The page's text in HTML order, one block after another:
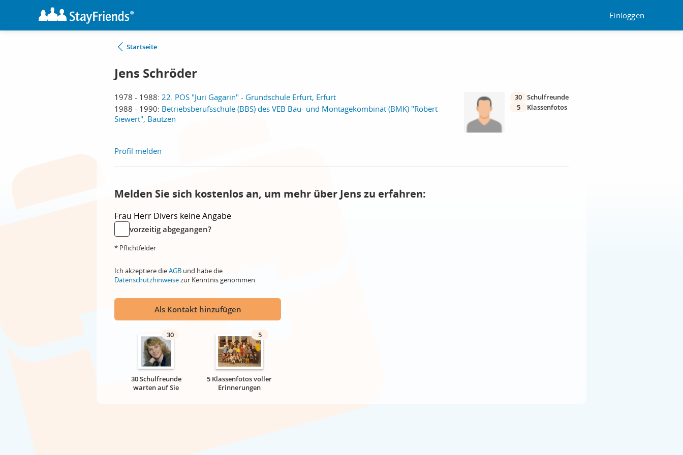
Einloggen
Startseite
Jens Schröder
1978 - 1988: 22. POS "Juri Gagarin" - Grundschule Erfurt, Erfurt
1988 - 1990: Betriebsberufsschule (BBS) des VEB Bau- und Montagekombinat (BMK) "Robert
Siewert", Bautzen
30 Schulfreunde
5
Klassenfotos
Profil melden
Melden Sie sich kostenlos an, um mehr über Jens zu erfahren:
Frau Herr Divers keine Angabe
vorzeitig abgegangen?
* Pflichtfelder
Ich akzeptiere dieAGB und habe die
Datenschutzhinweisezur Kenntnis genommen.
Als Kontakt hinzufügen
30
30 Schulfreunde
warten auf Sie
5
5 Klassenfotos voller
Erinnerungen